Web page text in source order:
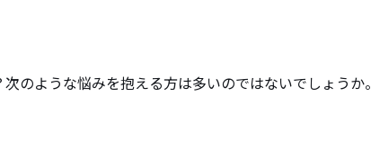
のような悩みを抱える方は多いのではないでしょうか。